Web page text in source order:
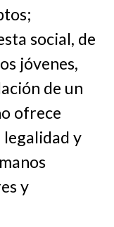
social, de
jóvenes,
de un
ofrece
y
y